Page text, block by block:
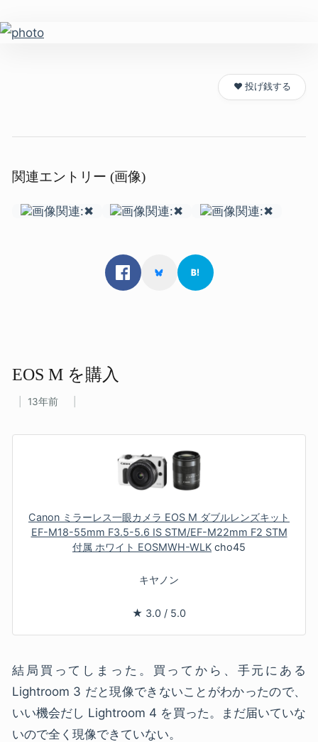
❤️ 投げ銭する
関連エントリー (画像)
EOS M を​購入
13年前
Canon ミラーレス一眼カメラ EOS M ダブルレンズキット
EF-M18-55mm F3.5-5.6 IS STM/EF-M22mm F2 STM
付属 ホワイト EOSMWH-WLK cho45
キヤノン
★ 3.0 / 5.0
結局買ってしまった。買ってから、手元にある
Lightroom 3 だと現像できないことがわかったので、
いい機会だし Lightroom 4 を買った。まだ届いていな
いので全く現像できていない。